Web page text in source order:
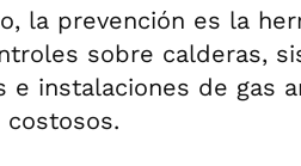
la prevención es la
sobre calderas,
e instalaciones de gas